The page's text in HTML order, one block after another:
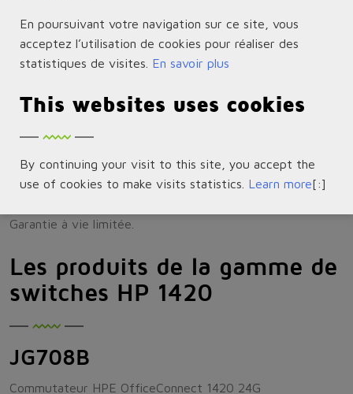
Commutateurs Gigabit non gérés rentables avec un
large choix de technologies de liaison montante.
Le premier modèle PoE+ HPE non géré.
connectivité 10 GbE.
Plug-and-play avec fonctions entièrement automatisées
sans aucun entretien.
Garantie à vie limitée.
Les produits de la gamme de
switches HP 1420
JG708B
Commutateur HPE OfficeConnect 1420 24G
En poursuivant votre navigation sur ce site, vous
acceptez l’utilisation de cookies pour réaliser des
statistiques de visites. En savoir plus
This websites uses cookies
By continuing your visit to this site, you accept the
use of cookies to make visits statistics. Learn more[:]